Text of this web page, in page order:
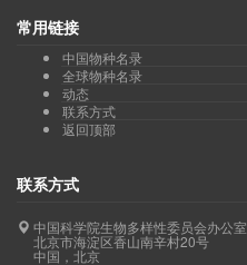
常用链接
中国物种名录
全球物种名录
动态
联系方式
返回顶部
联系方式
中国科学院生物多样性委员会办公室
北京市海淀区香山南辛村20号
中国，北京